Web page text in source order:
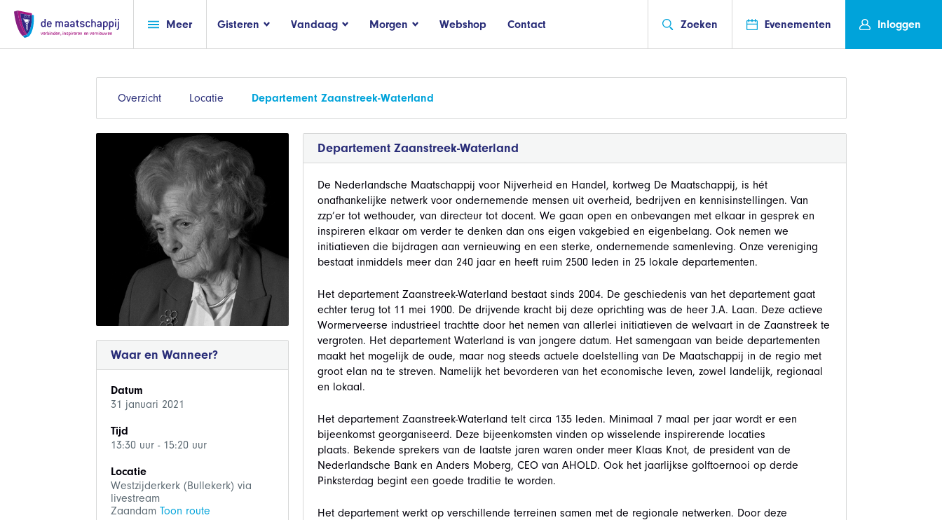
Meer Gisteren Vandaag Morgen Webshop Contact Zoeken Evenementen Inloggen
Overzicht Locatie Departement Zaanstreek-Waterland
Waar en Wanneer?
Datum
31 januari 2021
Tijd
13:30 uur - 15:20 uur
Locatie
Westzijderkerk (Bullekerk) via
livestream
Zaandam Toon route
Departement Zaanstreek-Waterland
De Nederlandsche Maatschappij voor Nijverheid en Handel, kortweg De Maatschappij, is hét
onafhankelijke netwerk voor ondernemende mensen uit overheid, bedrijven en kennisinstellingen. Van
zzp’er tot wethouder, van directeur tot docent. We gaan open en onbevangen met elkaar in gesprek en
inspireren elkaar om verder te denken dan ons eigen vakgebied en eigenbelang. Ook nemen we
initiatieven die bijdragen aan vernieuwing en een sterke, ondernemende samenleving. Onze vereniging
bestaat inmiddels meer dan 240 jaar en heeft ruim 2500 leden in 25 lokale departementen.
Het departement Zaanstreek-Waterland bestaat sinds 2004. De geschiedenis van het departement gaat
echter terug tot 11 mei 1900. De drijvende kracht bij deze oprichting was de heer J.A. Laan. Deze actieve
Wormerveerse industrieel trachtte door het nemen van allerlei initiatieven de welvaart in de Zaanstreek te
vergroten. Het departement Waterland is van jongere datum. Het samengaan van beide departementen
maakt het mogelijk de oude, maar nog steeds actuele doelstelling van De Maatschappij in de regio met
groot elan na te streven. Namelijk het bevorderen van het economische leven, zowel landelijk, regionaal
en lokaal.
Het departement Zaanstreek-Waterland telt circa 135 leden. Minimaal 7 maal per jaar wordt er een
bijeenkomst georganiseerd. Deze bijeenkomsten vinden op wisselende inspirerende locaties
plaats. Bekende sprekers van de laatste jaren waren onder meer Klaas Knot, de president van de
Nederlandsche Bank en Anders Moberg, CEO van AHOLD. Ook het jaarlijkse golftoernooi op derde
Pinksterdag begint een goede traditie te worden.
Het departement werkt op verschillende terreinen samen met de regionale netwerken. Door deze